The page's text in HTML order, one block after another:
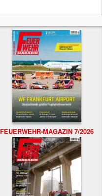
FEUERWEHR-MAGAZIN 7/2026